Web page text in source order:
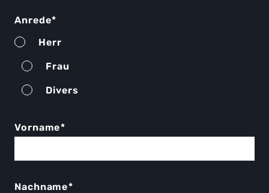
Anrede*
Herr
Frau
Divers
Vorname*
Nachname*